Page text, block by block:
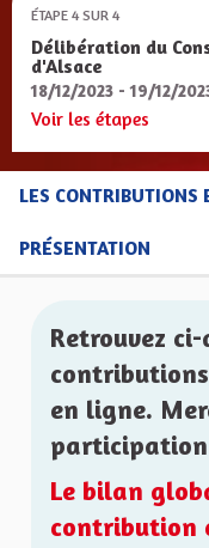
ÉTAPE 4 SUR 4
Délibération du
d'Alsace
18/12/2023 - 19/12/
Voir les étapes
LES CONTRIBUTIONS
PRÉSENTATION
Retrouvez
en ligne.
Le bilan
contribution